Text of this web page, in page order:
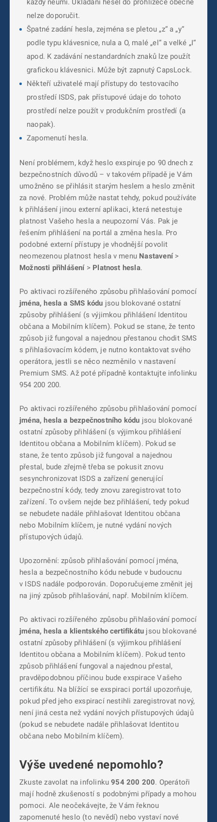
každý neumí. Ukládání hesel do prohlížeče obecně
nelze doporučit.
Špatné zadání hesla, zejména se pletou „z“ a „y“
podle typu klávesnice, nula a O, malé „el“ a velké „I“
apod. K zadávání nestandardních znaků lze použít
grafickou klávesnici. Může být zapnutý CapsLock.
Někteří uživatelé mají přístupy do testovacího
prostředí ISDS, pak přístupové údaje do tohoto
prostředí nelze použít v produkčním prostředí (a
naopak).
Zapomenutí hesla.
Není problémem, když heslo exspiruje po 90 dnech z
bezpečnostních důvodů – v takovém případě je Vám
umožněno se přihlásit starým heslem a heslo změnit
za nové. Problém může nastat tehdy, pokud používáte
k přihlášení jinou externí aplikaci, která netestuje
platnost Vašeho hesla a neupozorní Vás. Pak je
řešením přihlášení na portál a změna hesla. Pro
podobné externí přístupy je vhodnější povolit
neomezenou platnost hesla v menu Nastavení>
Možnosti přihlášení> Platnost hesla.
Po aktivaci rozšířeného způsobu přihlašování pomocí
jména, hesla a SMS kódu jsou blokované ostatní
způsoby přihlášení (s výjimkou přihlášení Identitou
občana a Mobilním klíčem). Pokud se stane, že tento
způsob již fungoval a najednou přestanou chodit SMS
s přihlašovacím kódem, je nutno kontaktovat svého
operátora, jestli se něco nezměnilo v nastavení
Premium SMS. Až poté případně kontaktujte infolinku
954 200 200.
Po aktivaci rozšířeného způsobu přihlašování pomocí
jména, hesla a bezpečnostního kódu jsou blokované
ostatní způsoby přihlášení (s výjimkou přihlášení
Identitou občana a Mobilním klíčem). Pokud se
stane, že tento způsob již fungoval a najednou
přestal, bude zřejmě třeba se pokusit znovu
sesynchronizovat ISDS a zařízení generující
bezpečnostní kódy, tedy znovu zaregistrovat toto
zařízení. To ovšem nejde bez přihlášení, tedy pokud
se nebudete nadále přihlašovat Identitou občana
nebo Mobilním klíčem, je nutné vydání nových
přístupových údajů.
Upozornění: způsob přihlašování pomocí jména,
hesla a bezpečnostního kódu nebude v budoucnu
v ISDS nadále podporován. Doporučujeme změnit jej
na jiný způsob přihlašování, např. Mobilním klíčem.
Po aktivaci rozšířeného způsobu přihlašování pomocí
jména, hesla a klientského certifikátu jsou blokované
ostatní způsoby přihlášení (s výjimkou přihlášení
Identitou občana a Mobilním klíčem). Pokud tento
způsob přihlášení fungoval a najednou přestal,
pravděpodobnou příčinou bude exspirace Vašeho
certifikátu. Na blížící se exspiraci portál upozorňuje,
pokud před jeho exspirací nestihli zaregistrovat nový,
není jiná cesta než vydání nových přístupových údajů
(pokud se nebudete nadále přihlašovat Identitou
občana nebo Mobilním klíčem).
Výše uvedené nepomohlo?
Zkuste zavolat na infolinku954 200 200. Operátoři
mají hodně zkušeností s podobnými případy a mohou
pomoci. Ale neočekávejte, že Vám řeknou
zapomenuté heslo (to nevědí) nebo vystaví nové